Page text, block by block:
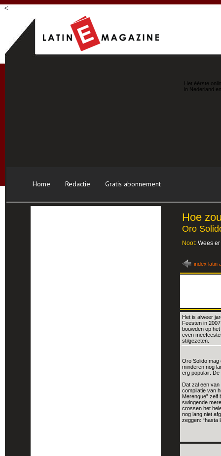
<
Het éérste
in Nederland
Home Redactie Gratis abonnement
Hoe
Oro
Noot: Wees
index latin
Het is alweer
Feesten in
bouwden op
even
stilgezeten.
Oro Solido mag
minderen nog
erg populair.
Dat zal een
compilatie van
Merengue” zelf
swingende
crossen het
nog lang niet
zeggen: “hasta